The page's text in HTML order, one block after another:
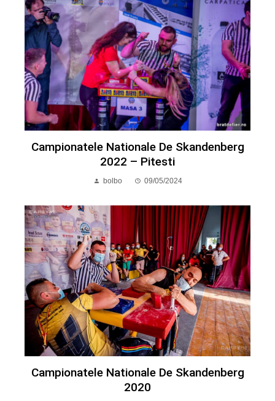
Campionatele Nationale De Skandenberg
2022 – Pitesti
bolbo 09/05/2024
Campionatele Nationale De Skandenberg
2020